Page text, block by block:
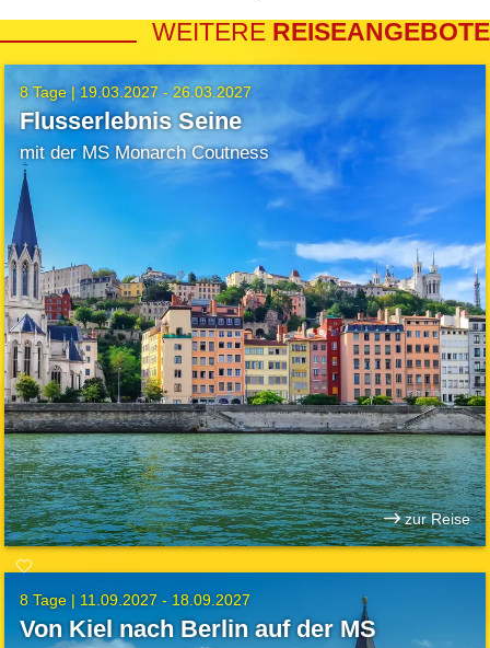
WEITERE REISEANGEBOTE
8 Tage | 19.03.2027 - 26.03.2027
Flusserlebnis Seine
mit der MS Monarch Coutness
zur Reise
8 Tage | 11.09.2027 - 18.09.2027
Von Kiel nach Berlin auf der MS